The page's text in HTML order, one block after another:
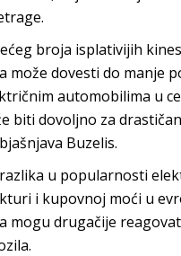
broja isplativijih
može dovesti do manje
automobilima u
biti dovoljno za
Buzelis.
u popularnosti
i kupovnoj moći u
mogu drugačije